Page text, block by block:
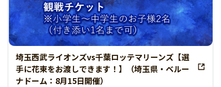
埼玉西武ライオンズvs千葉ロッテマリーンズ【選
手に花束をお渡しできます！】（埼玉県・ベルー
ナドーム：8月15日開催）